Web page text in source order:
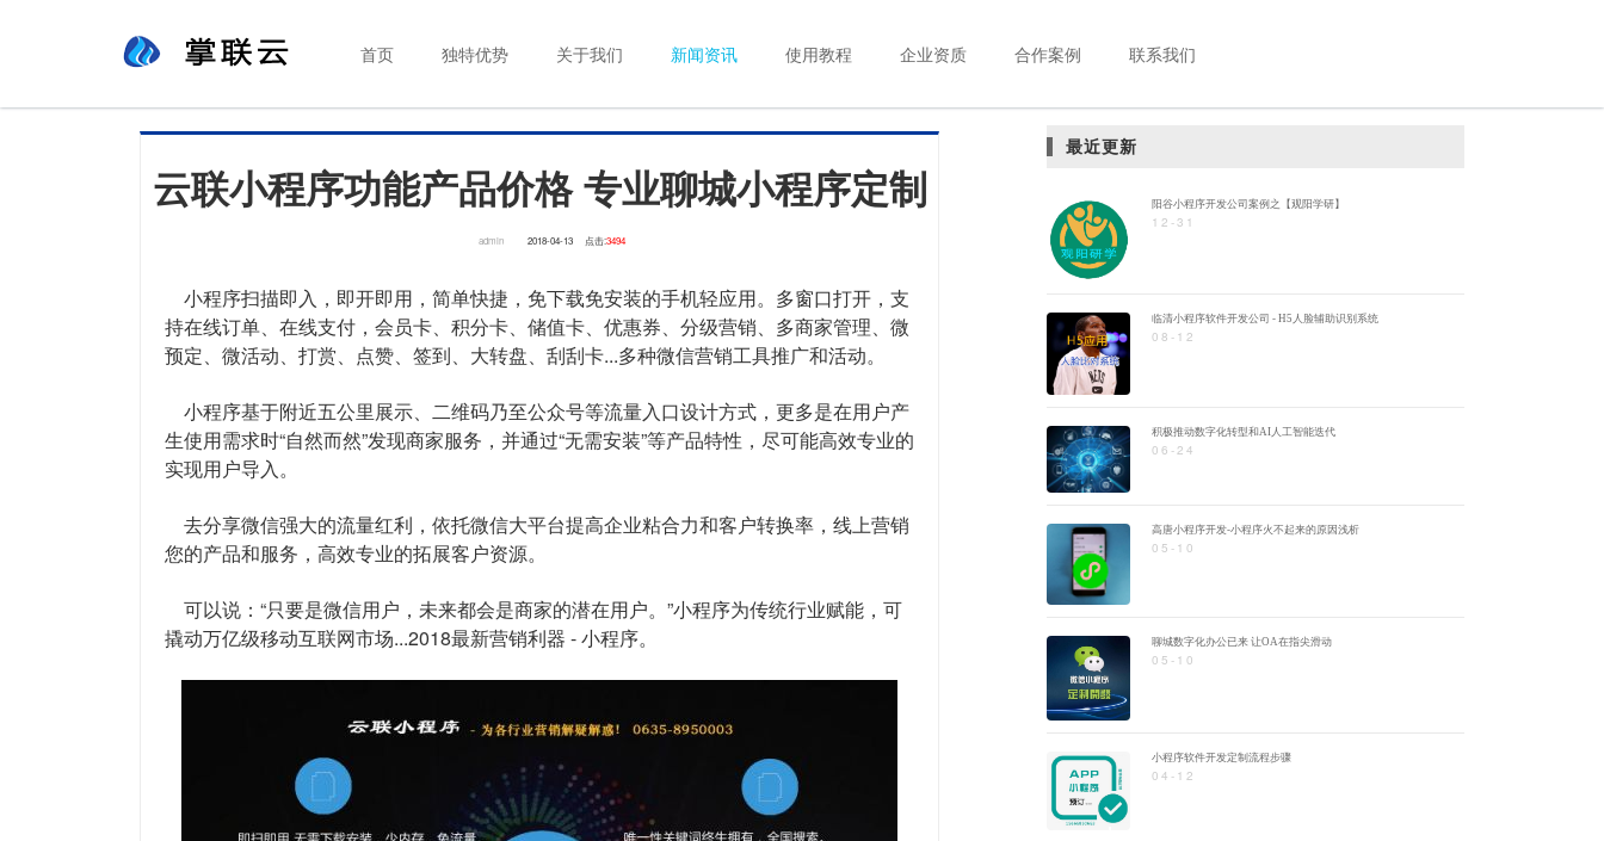
首页 独特优势 关于我们 新闻资讯 使用教程 企业资质 合作案例 联系我们
云联小程序功能产品价格 专业聊城小程序定制
admin 2018-04-13 点击:3494
小程序扫描即入，即开即用，简单快捷，免下载免安装的手机轻应用。多窗口打开，支
持在线订单、在线支付，会员卡、积分卡、储值卡、优惠券、分级营销、多商家管理、微
预定、微活动、打赏、点赞、签到、大转盘、刮刮卡...多种微信营销工具推广和活动。
小程序基于附近五公里展示、二维码乃至公众号等流量入口设计方式，更多是在用户产
生使用需求时“自然而然”发现商家服务，并通过“无需安装”等产品特性，尽可能高效专业的
实现用户导入。
去分享微信强大的流量红利，依托微信大平台提高企业粘合力和客户转换率，线上营销
您的产品和服务，高效专业的拓展客户资源。
可以说：“只要是微信用户，未来都会是商家的潜在用户。”小程序为传统行业赋能，可
撬动万亿级移动互联网市场...2018最新营销利器 - 小程序。
最近更新
阳谷小程序开发公司案例之【观阳学研】
12-31
临清小程序软件开发公司 - H5人脸辅助识别系统
08-12
积极推动数字化转型和AI人工智能迭代
06-24
高唐小程序开发-小程序火不起来的原因浅析
05-10
聊城数字化办公已来 让OA在指尖滑动
05-10
小程序软件开发定制流程步骤
04-12